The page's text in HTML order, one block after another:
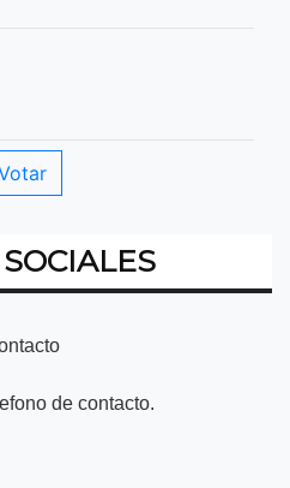
de contacto.